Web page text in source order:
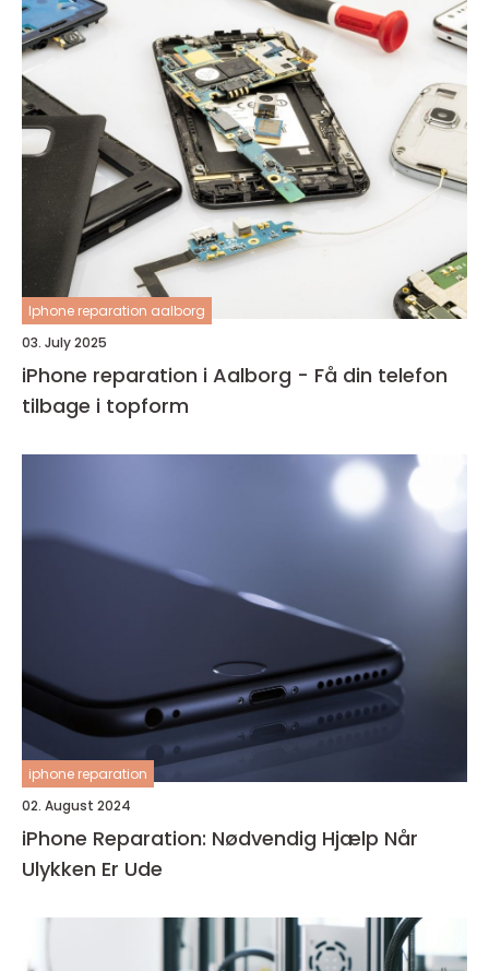
Iphone reparation aalborg
03. July 2025
iPhone reparation i Aalborg - Få din telefon
tilbage i topform
iphone reparation
02. August 2024
iPhone Reparation: Nødvendig Hjælp Når
Ulykken Er Ude